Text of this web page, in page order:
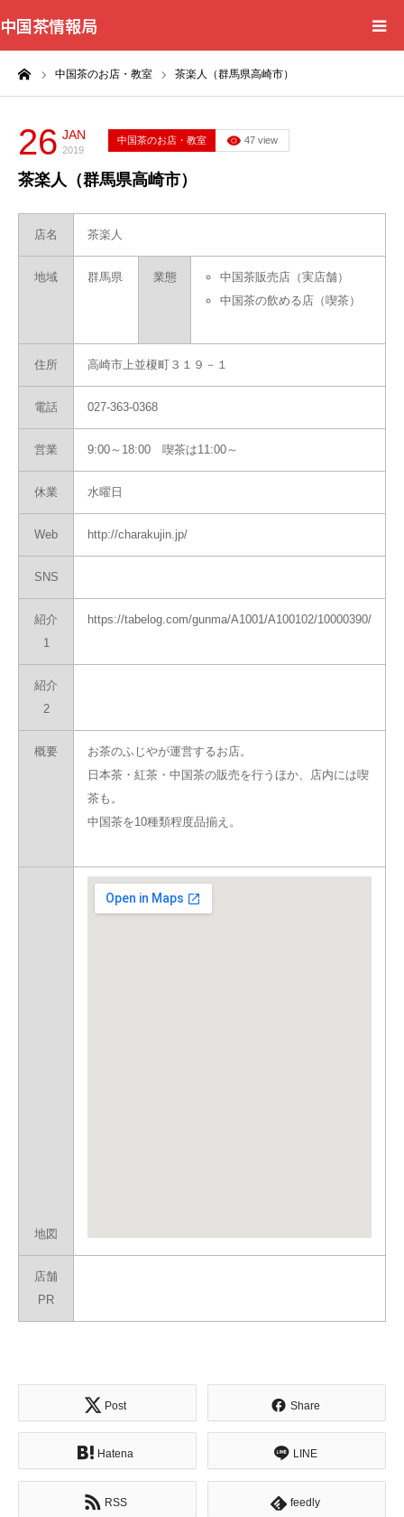
中国茶情報局
中国茶のお店・教室 茶楽人（群馬県高崎市）
26 JAN
2019
中国茶のお店・教室 47 view
茶楽人（群馬県高崎市）
店名 茶楽人
地域 群馬県 業態
中国茶販売店（実店舗）
中国茶の飲める店（喫茶）
住所 高崎市上並榎町３１９－１
電話 027-363-0368
営業 9:00～18:00 喫茶は11:00～
休業 水曜日
Web http://charakujin.jp/
SNS
紹介
1
https://tabelog.com/gunma/A1001/A100102/10000390/
紹介
2
概要
お茶のふじやが運営するお店。
日本茶・紅茶・中国茶の販売を行うほか、店内には喫
茶も。
中国茶を10種類程度品揃え。
地図
店舗
PR
Post Share
Hatena LINE
RSS feedly
Home
News
BlogChecker
Events
WordBank
Books